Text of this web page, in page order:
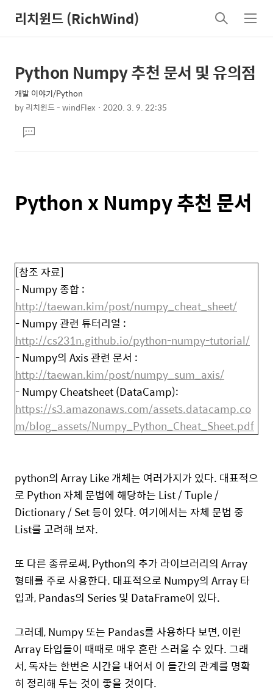
리치윈드 (RichWind)
검
색
메
뉴
상
세
컨
텐
츠
본
문
제
목
Python Numpy 추천 문서 및 유의점
개발 이야기/Python
by리치윈드 - windFlex 2020. 3. 9. 22:35
문댓
글
Python x Numpy 추천 문서
[참조 자료]
- Numpy 종합 :
http://taewan.kim/post/numpy_cheat_sheet/
- Numpy 관련 튜터리얼 :
http://cs231n.github.io/python-numpy-tutorial/
- Numpy의 Axis 관련 문서 :
http://taewan.kim/post/numpy_sum_axis/
- Numpy Cheatsheet (DataCamp):
https://s3.amazonaws.com/assets.datacamp.co
m/blog_assets/Numpy_Python_Cheat_Sheet.pdf
python의 Array Like 개체는 여러가지가 있다. 대표적으
로 Python 자체 문법에 해당하는 List / Tuple /
Dictionary / Set 등이 있다. 여기에서는 자체 문법 중
List를 고려해 보자.
또 다른 종류로써, Python의 추가 라이브러리의 Array
형태를 주로 사용한다. 대표적으로 Numpy의 Array 타
입과, Pandas의 Series 및 DataFrame이 있다.
그러데, Numpy 또는 Pandas를 사용하다 보면, 이런
Array 타입들이 때때로 매우 혼란 스러울 수 있다. 그래
서, 독자는 한번은 시간을 내어서 이 들간의 관계를 명확
히 정리해 두는 것이 좋을 것이다.